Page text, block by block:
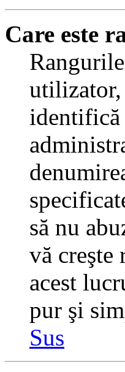
Care este
utilizator,
să nu
vă
acest
pur şi
Sus